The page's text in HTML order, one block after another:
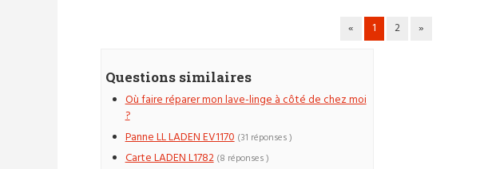
« 1 2 »
Questions similaires
Où faire réparer mon lave-linge à côté de chez moi
?
Panne LL LADEN EV1170 (31 réponses )
Carte LADEN L1782 (8 réponses )